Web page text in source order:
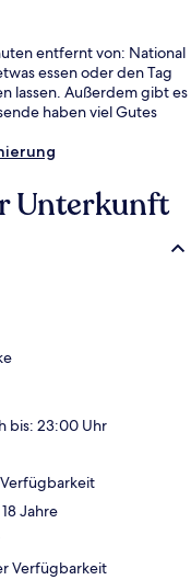
entfernt von: National
essen oder den Tag
lassen. Außerdem gibt es
haben viel Gutes
Unterkunft
bis: 23:00 Uhr
Jahre
Verfügbarkeit